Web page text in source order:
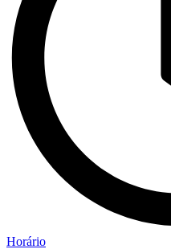
Horário